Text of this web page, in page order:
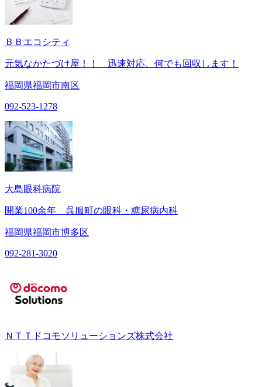
ＢＢエコシティ
元気なかたづけ屋！！ 迅速対応、何でも回収します！
福岡県福岡市南区
092-523-1278
大島眼科病院
開業100余年 呉服町の眼科・糖尿病内科
福岡県福岡市博多区
092-281-3020
ＮＴＴドコモソリューションズ株式会社